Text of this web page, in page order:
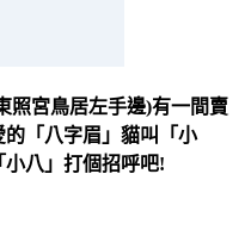
照宮鳥居左手邊)有一間賣
「八字眉」貓叫「小
八」打個招呼吧!